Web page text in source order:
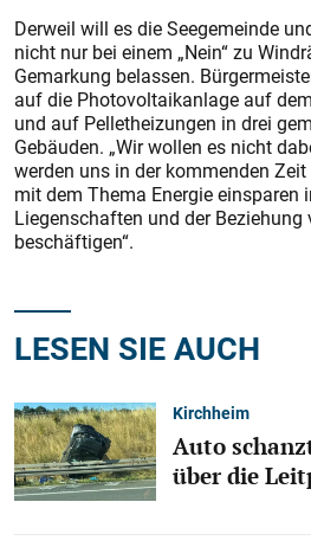
Derweil will es die Seegemeinde
nicht nur bei einem „Nein“ zu
Gemarkung belassen.
auf die Photovoltaikanlage auf
und auf Pelletheizungen in drei
Gebäuden. „Wir wollen es nicht
werden uns in der kommenden
mit dem Thema Energie einsparen
Liegenschaften und der Beziehung
beschäftigen“.
LESEN SIE AUCH
Kirchheim
Auto
über die